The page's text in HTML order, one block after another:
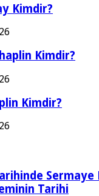
Kimdir?
Kimdir?
Kimdir?
Tarihi